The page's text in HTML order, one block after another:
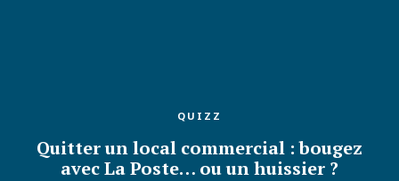
QUIZZ
Quitter un local commercial : bougez
avec La Poste… ou un huissier ?